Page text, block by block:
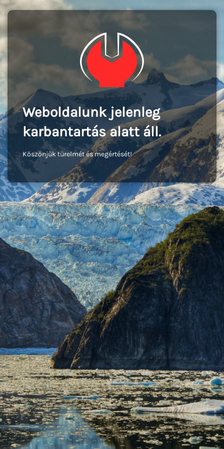
Weboldalunk jelenleg
karbantartás alatt áll.
Köszönjük türelmét és megértését!